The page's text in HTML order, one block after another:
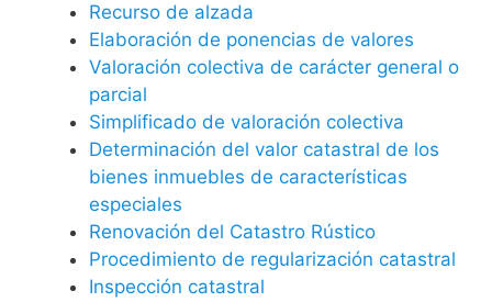
Recurso de alzada
Elaboración de ponencias de valores
Valoración colectiva de carácter general o
parcial
Simplificado de valoración colectiva
Determinación del valor catastral de los
bienes inmuebles de características
especiales
Renovación del Catastro Rústico
Procedimiento de regularización catastral
Inspección catastral